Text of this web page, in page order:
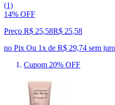
(1)
14% OFF
Preço R$ 25,58R$ 25,58
no Pix Ou 1x de R$ 29,74 sem
Cupom 20% OFF